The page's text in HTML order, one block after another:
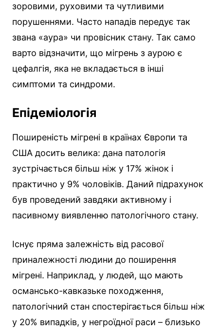
зоровими, руховими та чутливими
порушеннями. Часто нападів передує так
звана «аура» чи провісник стану. Так само
варто відзначити, що мігрень з аурою є
цефалгія, яка не вкладається в інші
симптоми та синдроми.
Епідеміологія
Поширеність мігрені в країнах Європи та
США досить велика: дана патологія
зустрічається більш ніж у 17% жінок і
практично у 9% чоловіків. Даний підрахунок
був проведений завдяки активному і
пасивному виявленню патологічного стану.
Існує пряма залежність від расової
приналежності людини до поширення
мігрені. Наприклад, у людей, що мають
османсько-кавказьке походження,
патологічний стан спостерігається більш ніж
у 20% випадків, у негроїдної раси – близько